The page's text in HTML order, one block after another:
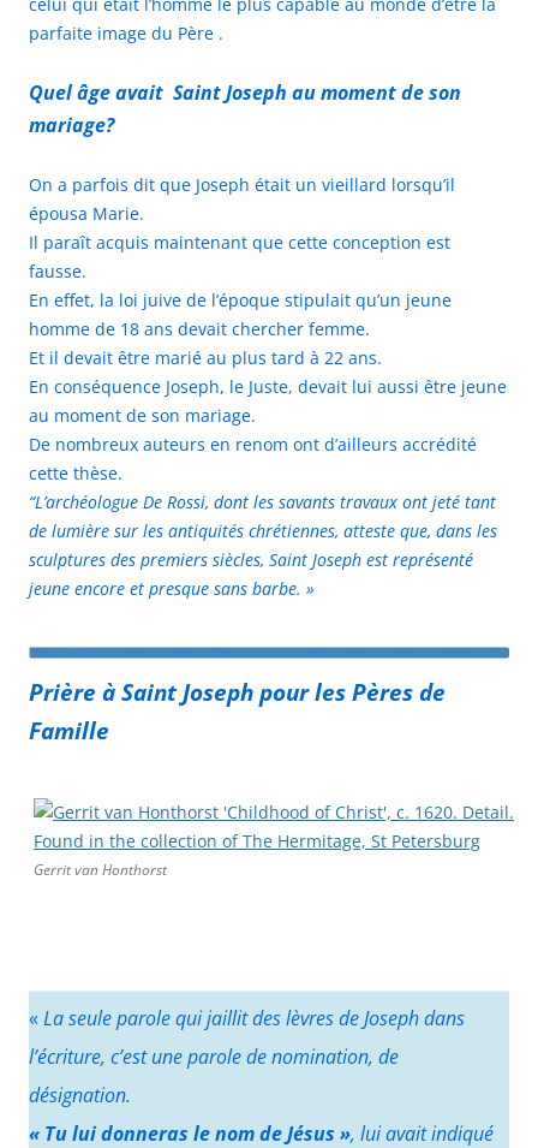
parfaite image du Père .
Quel âge avait Saint Joseph au moment de son
mariage?
On a parfois dit que Joseph était un vieillard lorsqu’il
épousa Marie.
Il paraît acquis maintenant que cette conception est
fausse.
En effet, la loi juive de l’époque stipulait qu’un jeune
homme de 18 ans devait chercher femme.
Et il devait être marié au plus tard à 22 ans.
En conséquence Joseph, le Juste, devait lui aussi être jeune
au moment de son mariage.
De nombreux auteurs en renom ont d’ailleurs accrédité
cette thèse.
“L’archéologue De Rossi, dont les savants travaux ont jeté tant
de lumière sur les antiquités chrétiennes, atteste que, dans les
sculptures des premiers siècles, Saint Joseph est représenté
jeune encore et presque sans barbe. »
Prière à Saint Joseph pour les Pères de
Famille
Gerrit van Honthorst
«La seule parole qui jaillit des lèvres de Joseph dans
l’écriture, c’est une parole de nomination, de
désignation.
« Tu lui donneras le nom de Jésus », lui avait indiqué